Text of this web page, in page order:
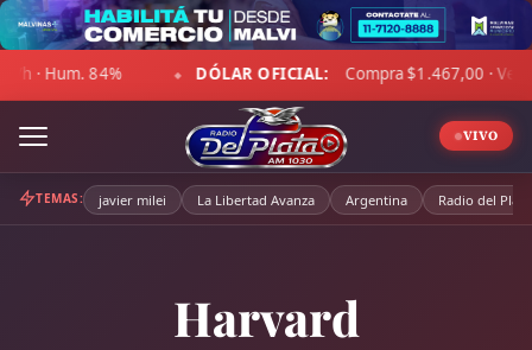
Skip
to
contentOFICIAL: Compra $1.467,00 · Venta $1.518,00 ◆ ☁ LA
VIVO
TEMAS: javier milei La Libertad Avanza Argentina Radio del Plata
Harvard